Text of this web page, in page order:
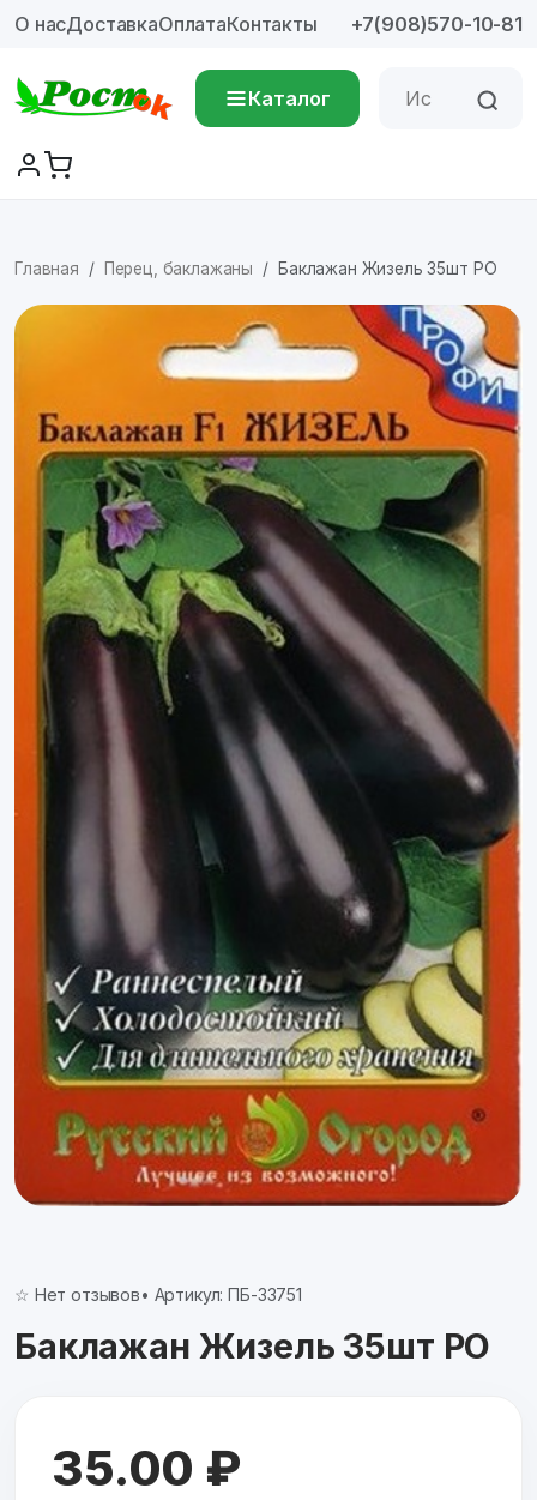
О насДоставкаОплатаКонтакты +7(908)570-10-81
Каталог
Главная Перец, баклажаны Баклажан Жизель 35шт РО
☆ Нет отзывов• Артикул: ПБ-33751
Баклажан Жизель 35шт РО
35.00 ₽